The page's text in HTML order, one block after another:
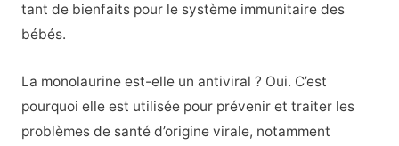
tant de bienfaits pour le système immunitaire des
bébés.
La monolaurine est-elle un antiviral ? Oui. C’est
pourquoi elle est utilisée pour prévenir et traiter les
problèmes de santé d’origine virale, notamment